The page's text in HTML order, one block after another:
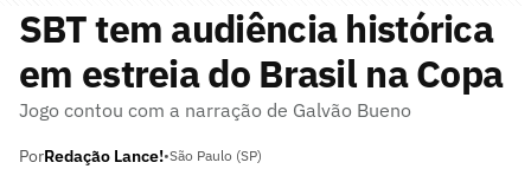
SBT tem audiência histórica
em estreia do Brasil na Copa
Jogo contou com a narração de Galvão Bueno
PorRedação Lance!•São Paulo (SP)